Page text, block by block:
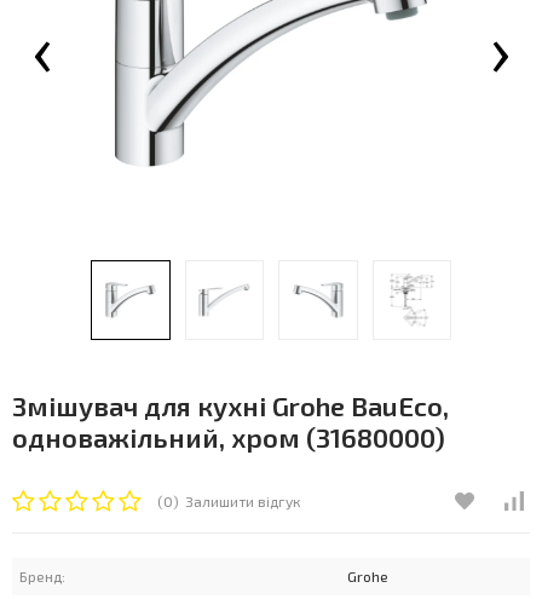
‹ ›
Змішувач для кухні Grohe BauEco,
одноважільний, хром (31680000)
(0) Залишити відгук
Бренд: Grohe